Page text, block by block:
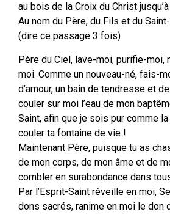
au bois de la Croix du Christ
Au nom du Père, du Fils et du
(dire ce passage 3 fois)
Père du Ciel, lave-moi, purifie-
moi. Comme un nouveau-né, fais-
d’amour, un bain de tendresse et
couler sur moi l’eau de mon
Saint, afin que je sois pur comme
couler ta fontaine de vie !
Maintenant Père, puisque tu as
de mon corps, de mon âme et de
combler en surabondance dans
Par l’Esprit-Saint réveille en moi,
dons sacrés, ranime en moi le don